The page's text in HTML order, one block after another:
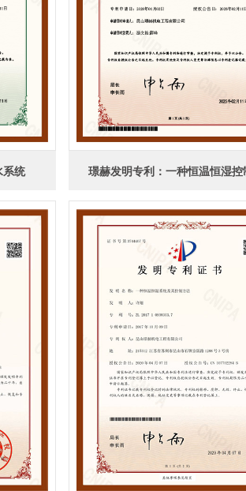
系统 璟赫发明专利：一种恒温恒湿控